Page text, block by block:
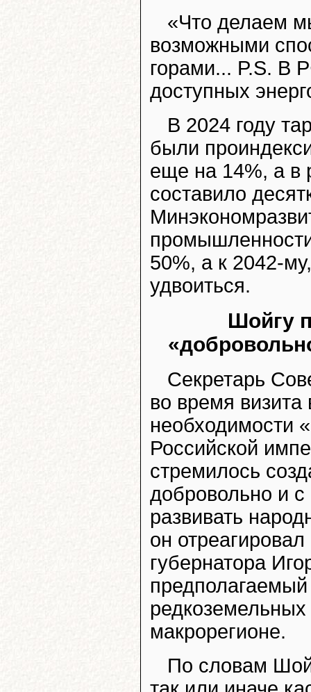
«Что делаем
возможными
горами... P.S. В
доступных
В 2024 году
были
еще на 14%, а в
составило
50%, а к 2042-
удвоиться.
Шойгу
Секретарь
во время визита
необходимости
Российской
стремилось
добровольно и
развивать
он
губернатора
макрорегионе.
По словам